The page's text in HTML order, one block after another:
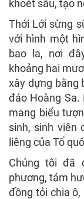
khoét sâu, tạo
Thới Lới sừng
với hình một
bao la, nơi
khoảng hai
xây dựng bằng
đảo Hoàng
mang biểu
sinh, sinh viên
liêng của Tổ
Chúng tôi đã
phương, tám
đồng tỏi chia ô,